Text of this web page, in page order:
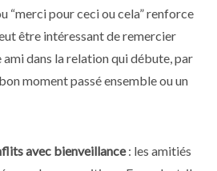
“merci pour ceci ou cela” renforce
être intéressant de remercier
dans la relation qui débute, par
moment passé ensemble ou un
avec bienveillance: les amitiés